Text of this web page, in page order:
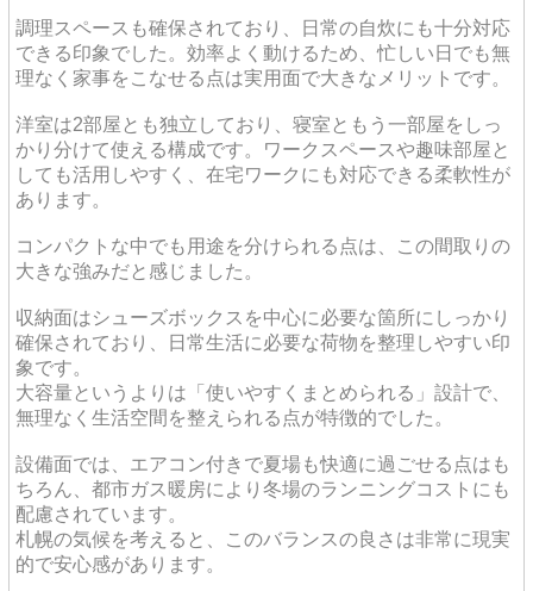
調理スペースも確保されており、日常の自炊にも十分対応
できる印象でした。効率よく動けるため、忙しい日でも無
理なく家事をこなせる点は実用面で大きなメリットです。
洋室は2部屋とも独立しており、寝室ともう一部屋をしっ
かり分けて使える構成です。ワークスペースや趣味部屋と
しても活用しやすく、在宅ワークにも対応できる柔軟性が
あります。
コンパクトな中でも用途を分けられる点は、この間取りの
大きな強みだと感じました。
収納面はシューズボックスを中心に必要な箇所にしっかり
確保されており、日常生活に必要な荷物を整理しやすい印
象です。
大容量というよりは「使いやすくまとめられる」設計で、
無理なく生活空間を整えられる点が特徴的でした。
設備面では、エアコン付きで夏場も快適に過ごせる点はも
ちろん、都市ガス暖房により冬場のランニングコストにも
配慮されています。
札幌の気候を考えると、このバランスの良さは非常に現実
的で安心感があります。